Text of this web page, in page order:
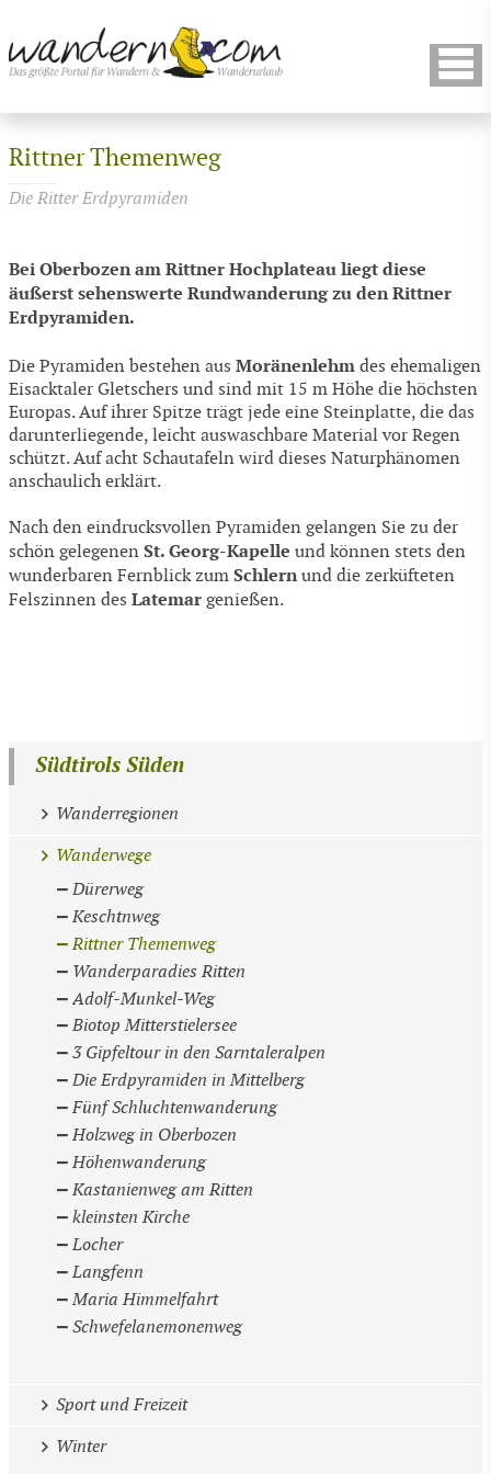
Rittner Themenweg
Die Ritter Erdpyramiden
Bei Oberbozen am Rittner Hochplateau liegt diese
äußerst sehenswerte Rundwanderung zu den Rittner
Erdpyramiden.
Die Pyramiden bestehen aus Moränenlehm des ehemaligen
Eisacktaler Gletschers und sind mit 15 m Höhe die höchsten
Europas. Auf ihrer Spitze trägt jede eine Steinplatte, die das
darunterliegende, leicht auswaschbare Material vor Regen
schützt. Auf acht Schautafeln wird dieses Naturphänomen
anschaulich erklärt.
Nach den eindrucksvollen Pyramiden gelangen Sie zu der
schön gelegenen St. Georg-Kapelle und können stets den
wunderbaren Fernblick zum Schlern und die zerküfteten
Felszinnen des Latemar genießen.
Südtirols Süden
Wanderregionen
Wanderwege
Dürerweg
Keschtnweg
Rittner Themenweg
Wanderparadies Ritten
Adolf-Munkel-Weg
Biotop Mitterstielersee
3 Gipfeltour in den Sarntaleralpen
Die Erdpyramiden in Mittelberg
Fünf Schluchtenwanderung
Holzweg in Oberbozen
Höhenwanderung
Kastanienweg am Ritten
kleinsten Kirche
Locher
Langfenn
Maria Himmelfahrt
Schwefelanemonenweg
Sport und Freizeit
Winter